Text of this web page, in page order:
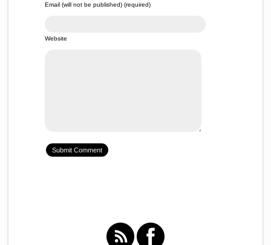
Email (will not be published) (required)
Website